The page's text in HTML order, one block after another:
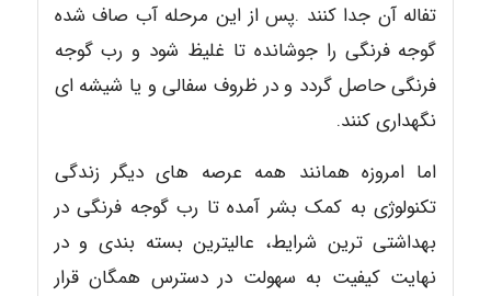
تفاله آن جدا کنند .پس از این مرحله آب صاف شده
گوجه فرنگی را جوشانده تا غلیظ شود و رب گوجه
فرنگی حاصل گردد و در ظروف سفالی و یا شیشه ای
نگهداری کنند.
اما امروزه همانند همه عرصه های دیگر زندگی
تکنولوژی به کمک بشر آمده تا رب گوجه فرنگی در
بهداشتی ترین شرایط، عالیترین بسته بندی و در
نهایت کیفیت به سهولت در دسترس همگان قرار